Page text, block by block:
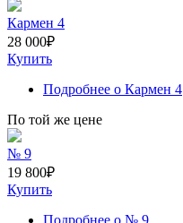
Кармен 4
28 000₽
Купить
Подробнее о Кармен 4
По той же цене
№ 9
19 800₽
Купить
Подробнее о № 9